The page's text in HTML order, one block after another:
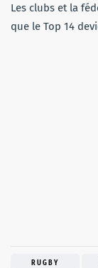
Les clubs et la
que le Top 14
RUGBY